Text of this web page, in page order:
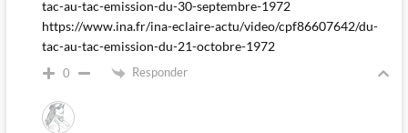
tac-au-tac-emission-du-30-septembre-1972
https://www.ina.fr/ina-eclaire-actu/video/cpf86607642/du-
tac-au-tac-emission-du-21-octobre-1972
0 Responder